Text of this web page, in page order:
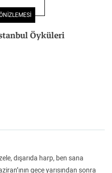
Öyküleri
dışarıda harp, ben sana
gece yarısından sonra